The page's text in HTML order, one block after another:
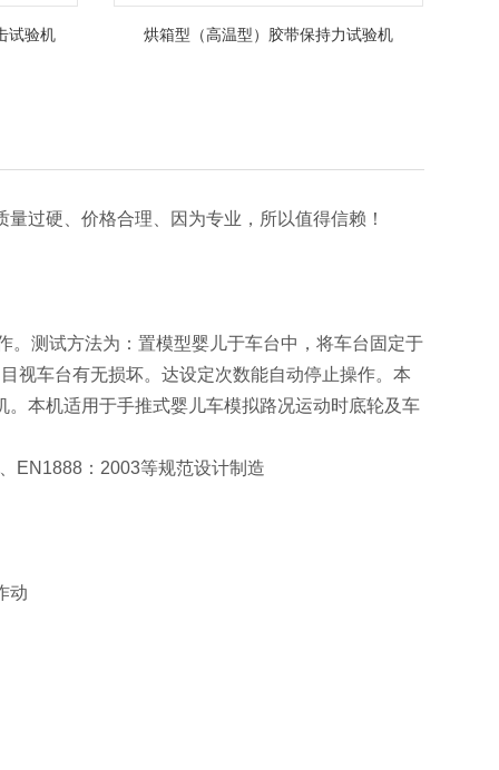
试验机 烘箱型（高温型）胶带保持力试验机
过硬、价格合理、因为专业，所以值得信赖！
。测试方法为：置模型婴儿于车台中，将车台固定于
视车台有无损坏。达设定次数能自动停止操作。本
本机适用于手推式婴儿车模拟路况运动时底轮及车
EN1888：2003等规范设计制造
动